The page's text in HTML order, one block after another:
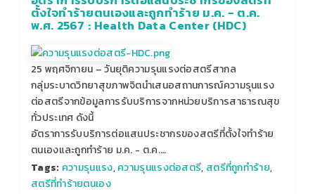
ตั้งใจทําร้ายตนเองและถูกทำร้าย ม.ค. - ต.ค.
พ.ศ. 2567 : Health Data Center (HDC)
25 พฤศจิกายน – วันยุติความรุนแรงต่อสตรีสากล
กลุ่มระบาดวิทยาสุขภาพจิตนำเสนอสถานการณ์ความรุนแรง
ต่อสตรีจากข้อมูลการรับบริการจากหน่วยบริการสาธารณสุข
ทั่วประเทศ ดังนี้
อัตราการรับบริการต่อแสนประชากรของสตรีที่ตั้งใจทําร้าย
ตนเองและถูกทำร้าย ม.ค. - ต.ค.…
Tags: ความรุนแรง,ความรุนแรงต่อสตรี, สตรีที่ถูกทำร้าย,
สตรีที่ทำร้ายตนเอง